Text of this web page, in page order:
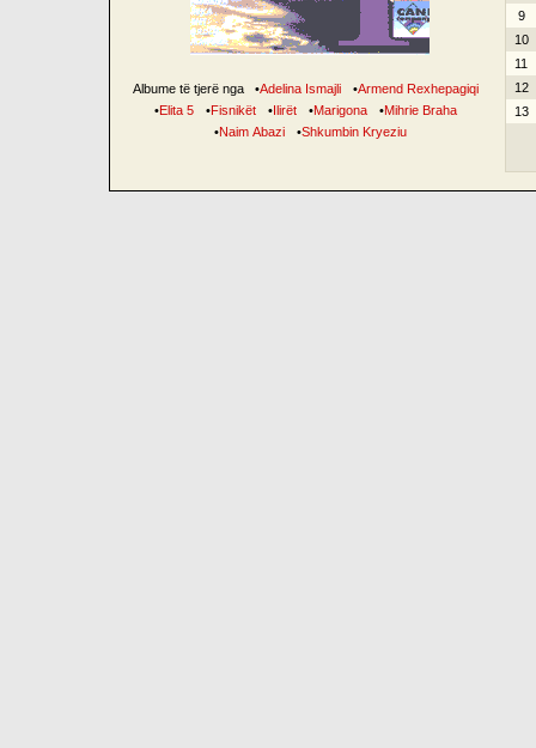
Albume të tjerë nga •Adelina Ismajli •Armend Rexhepagiqi
•Elita 5 •Fisnikët •Ilirët •Marigona •Mihrie Braha
•Naim Abazi •Shkumbin Kryeziu
9
10
11
12
13